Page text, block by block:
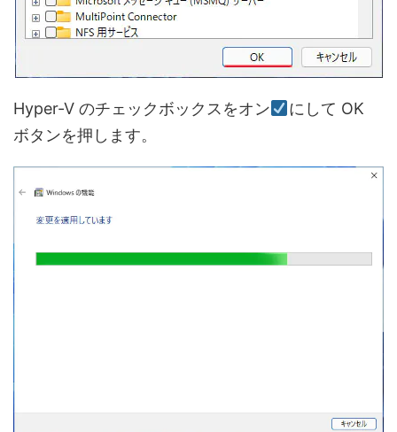
Hyper-V のチェックボックスをオン
にして OK
ボタンを押します。